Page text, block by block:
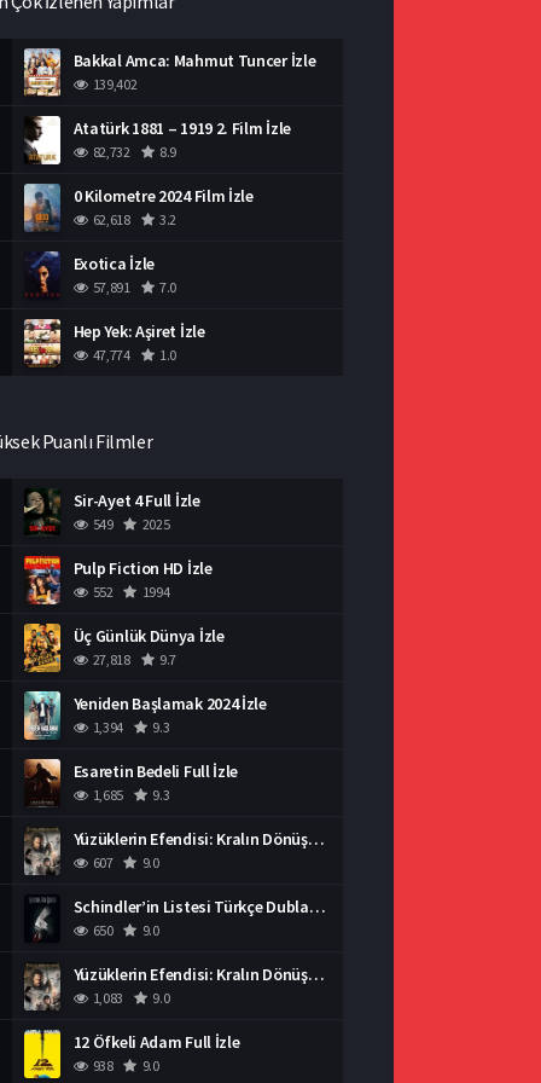
Bakkal Amca: Mahmut Tuncer İzle
139,402
Atatürk 1881 – 1919 2. Film İzle
82,732 8.9
0 Kilometre 2024 Film İzle
62,618 3.2
Exotica İzle
57,891 7.0
Hep Yek: Aşiret İzle
47,774 1.0
Puanlı Filmler
Sir-Ayet 4 Full İzle
549 2025
Pulp Fiction HD İzle
552 1994
Üç Günlük Dünya İzle
27,818 9.7
Yeniden Başlamak 2024 İzle
1,394 9.3
Esaretin Bedeli Full İzle
1,685 9.3
Yüzüklerin Efendisi: Kralın Dönüşü İzle
607 9.0
Schindler’in Listesi Türkçe Dublaj İzle
650 9.0
Yüzüklerin Efendisi: Kralın Dönüşü İzle
1,083 9.0
12 Öfkeli Adam Full İzle
938 9.0